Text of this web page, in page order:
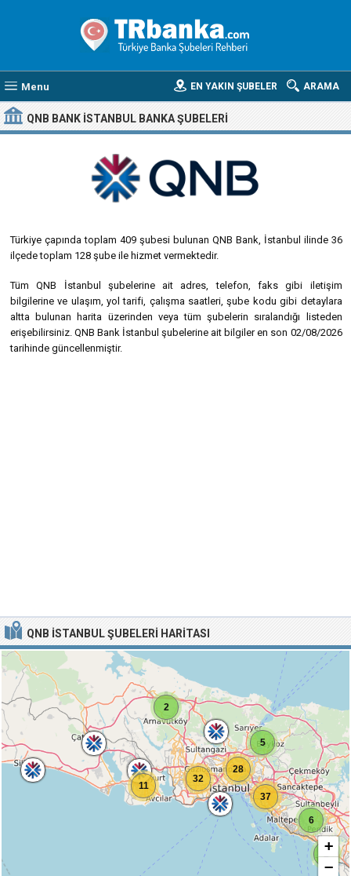
Menu ARAMA
EN YAKIN ŞUBELER
QNB BANK İSTANBUL BANKA ŞUBELERI
Türkiye çapında toplam 409 şubesi bulunan QNB Bank, İstanbul ilinde 36
ilçede toplam 128 şube ile hizmet vermektedir.
Tüm QNB İstanbul şubelerine ait adres, telefon, faks gibi iletişim
bilgilerine ve ulaşım, yol tarifi, çalışma saatleri, şube kodu gibi detaylara
altta bulunan harita üzerinden veya tüm şubelerin sıralandığı listeden
erişebilirsiniz. QNB Bank İstanbul şubelerine ait bilgiler en son 02/08/2026
tarihinde güncellenmiştir.
QNB İSTANBUL ŞUBELERI HARITASI
2
6
5
28
37
32
11
2
+
−